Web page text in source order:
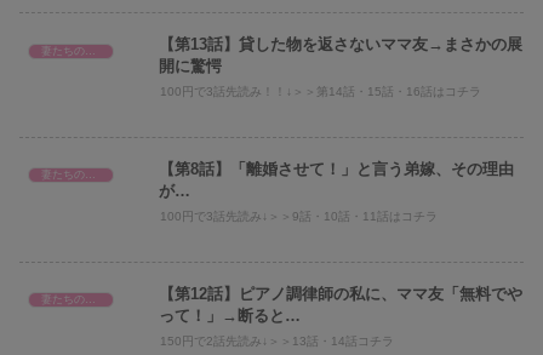
【第13話】貸した物を返さないママ友→まさかの展
開に驚愕
100円で3話先読み！！↓＞＞第14話・15話・16話はコチラ
妻たちのヤバい義母へのスカッと話！
【第8話】「離婚させて！」と言う弟嫁、その理由
が…
100円で3話先読み↓＞＞9話・10話・11話はコチラ
妻たちのヤバい義母へのスカッと話！
【第12話】ピアノ調律師の私に、ママ友「無料でや
って！」→断ると…
150円で2話先読み↓＞＞13話・14話コチラ